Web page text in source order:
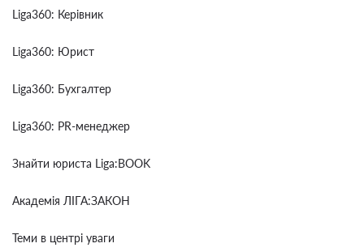
Liga360: Керівник
Liga360: Юрист
Liga360: Бухгалтер
Liga360: PR-менеджер
Знайти юриста Liga:BOOK
Академія ЛІГА:ЗАКОН
Теми в центрі уваги